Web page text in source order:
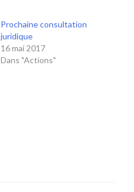
Prochaine consultation
juridique
16 mai 2017
Dans "Actions"